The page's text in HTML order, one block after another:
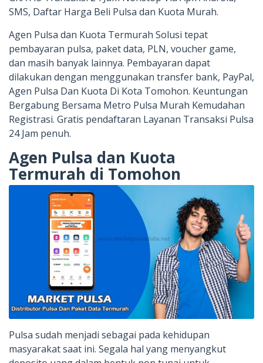
SMS, Daftar Harga Beli Pulsa dan Kuota Murah.
Agen Pulsa dan Kuota Termurah Solusi tepat
pembayaran pulsa, paket data, PLN, voucher game,
dan masih banyak lainnya. Pembayaran dapat
dilakukan dengan menggunakan transfer bank, PayPal,
Agen Pulsa Dan Kuota Di Kota Tomohon. Keuntungan
Bergabung Bersama Metro Pulsa Murah Kemudahan
Registrasi. Gratis pendaftaran Layanan Transaksi Pulsa
24 Jam penuh.
Agen Pulsa dan Kuota
Termurah di Tomohon
Pulsa sudah menjadi sebagai pada kehidupan
masyarakat saat ini. Segala hal yang menyangkut